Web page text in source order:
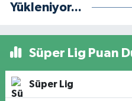
Yükleniyor...
Süper Lig Puan
Süper Lig